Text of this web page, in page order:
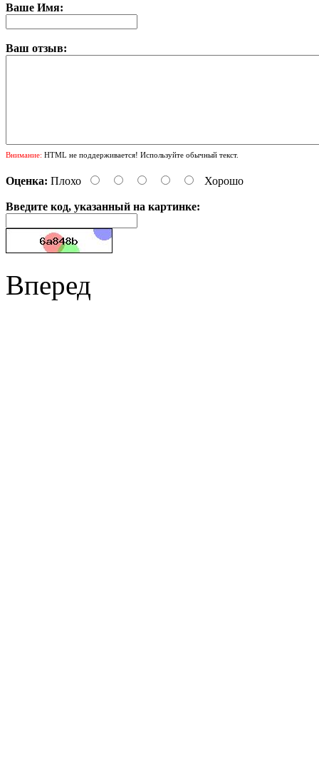
Ваше Имя:
Ваш отзыв:
Внимание: HTML не поддерживается! Используйте обычный текст.
Оценка: Плохо Хорошо
Введите код, указанный на картинке:
Вперед